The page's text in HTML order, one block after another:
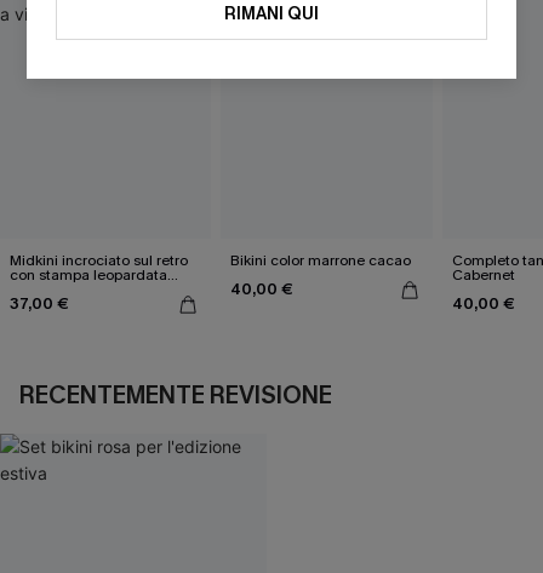
Midkini incrociato sul retro
con stampa leopardata
37,00 €
Bikini color marrone cacao
40,00 €
Completo
Cabernet
40,00 €
RECENTEMENTE REVISIONE
RIMANI QUI